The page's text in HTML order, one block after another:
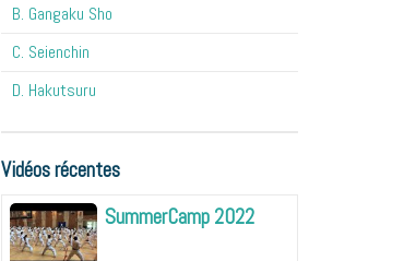
B. Gangaku Sho
C. Seienchin
D. Hakutsuru
Vidéos récentes
SummerCamp 2022